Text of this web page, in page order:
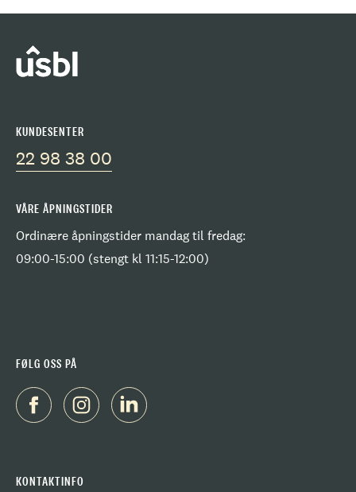
KUNDESENTER
22 98 38 00
VÅRE ÅPNINGSTIDER
Ordinære åpningstider mandag til fredag:
09:00-15:00 (stengt kl 11:15-12:00)
FØLG OSS PÅ
KONTAKTINFO